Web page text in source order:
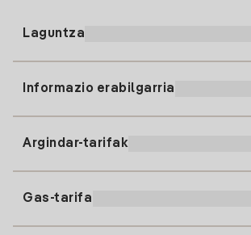
Laguntza
91 919 52 73
clientes@tuiberdrola.es
Informazio erabilgarria
Argindar-tarifak
Gas-tarifa